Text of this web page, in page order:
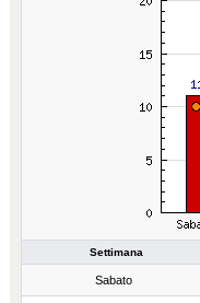
Settimana
Sabato